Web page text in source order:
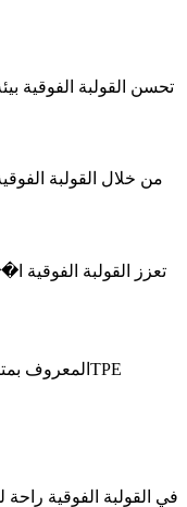
تحسن القولبة الفوقية
من خلال القولبة
تعزز القولبة الفوقية